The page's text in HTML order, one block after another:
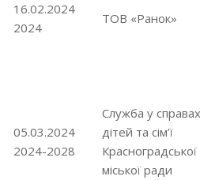
16.02.2024
2024
ТОВ «Ранок»
05.03.2024
2024-2028
Служба у справах
дітей та сім’ї
Красноградської
міської ради